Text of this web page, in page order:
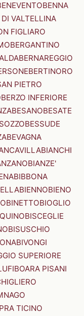
BENNA
VALTELLINA
FIGLIARO
BERGANTINO
BERNAREGGIO
BERTINORO
PIETRO
BERZO INFERIORE
BESANOBESATE
BESSUDE
BEVAGNA
BIANCHI
BIANZE'
BIBBONA
BIENNOBIENO
BINETTOBIOGLIO
BISCEGLIE
BISUSCHIO
BIVONGI
SUPERIORE
BOARA PISANI
TICINO